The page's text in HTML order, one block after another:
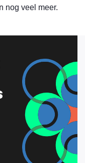
nog veel meer.